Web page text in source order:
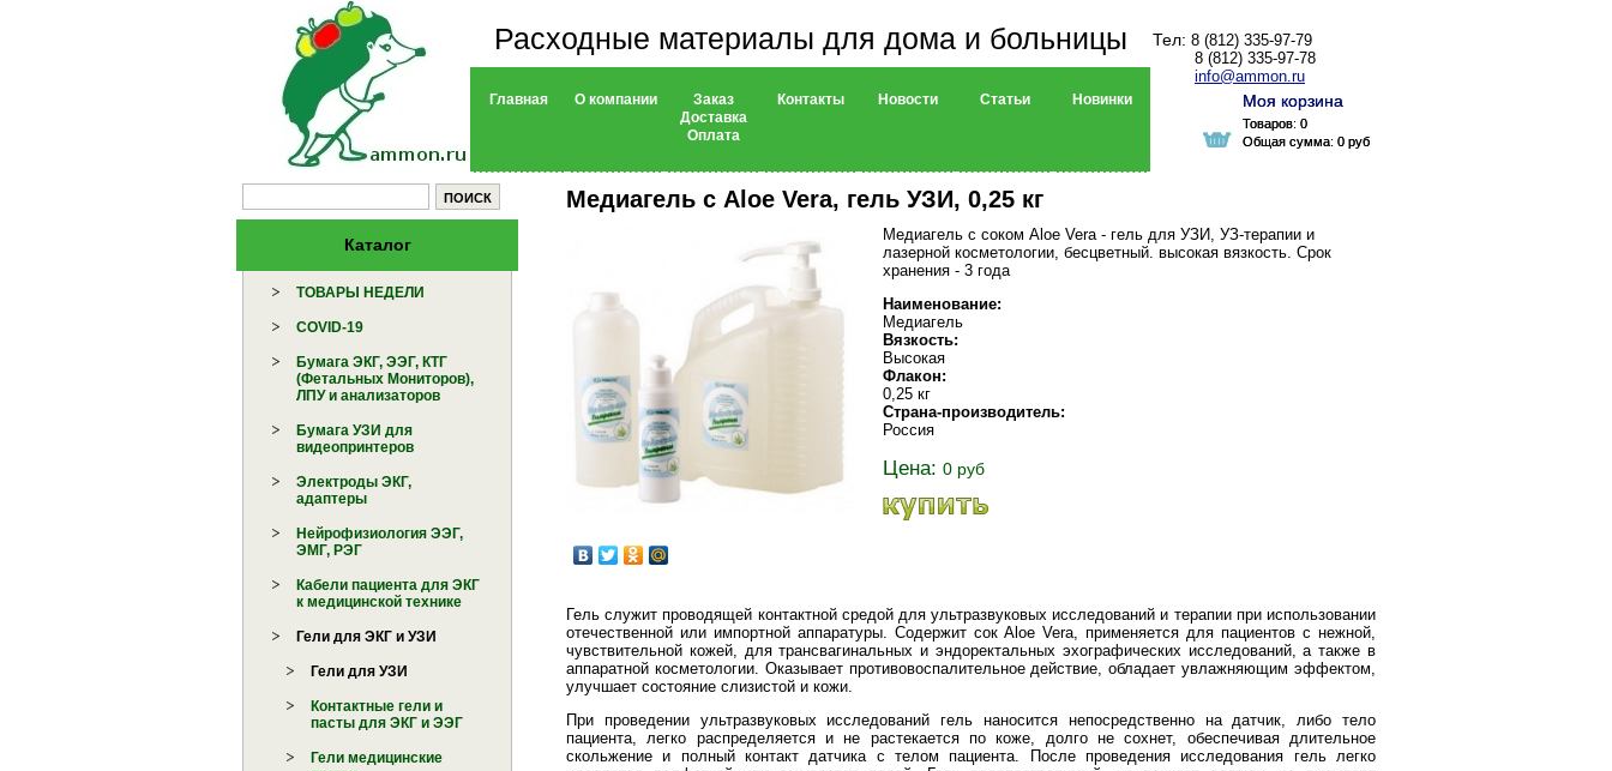
Расходные материалы для дома и больницы Тел: 8 (812) 335-97-79
8 (812) 335-97-78
info@ammon.ru
Моя корзина
Товаров: 0
Общая сумма: 0 руб
Главная О компании
Заказ
Доставка
Оплата
Контакты Новости Статьи Новинки Моя корзина
Товаров: 0
Общая сумма: 0 руб
Каталог
ТОВАРЫ НЕДЕЛИ
COVID-19
Бумага ЭКГ, ЭЭГ, КТГ
(Фетальных Мониторов),
ЛПУ и анализаторов
Бумага УЗИ для
видеопринтеров
Электроды ЭКГ,
адаптеры
Нейрофизиология ЭЭГ,
ЭМГ, РЭГ
Кабели пациента для ЭКГ
к медицинской технике
Гели для ЭКГ и УЗИ
Гели для УЗИ
Контактные гели и
пасты для ЭКГ и ЭЭГ
Гели медицинские
Медиагель с Aloe Vera, гель УЗИ, 0,25 кг
Медиагель с соком Aloe Vera - гель для УЗИ, УЗ-терапии и
лазерной косметологии, бесцветный. высокая вязкость. Срок
хранения - 3 года
Наименование:
Медиагель
Вязкость:
Высокая
Флакон:
0,25 кг
Страна-производитель:
Россия
Цена:0 руб
Гель служит проводящей контактной средой для ультразвуковых исследований и терапии при использовании
отечественной или импортной аппаратуры. Содержит сок Aloe Vera, применяется для пациентов с нежной,
чувствительной кожей, для трансвагинальных и эндоректальных эхографических исследований, а также в
аппаратной косметологии. Оказывает противовоспалительное действие, обладает увлажняющим эффектом,
улучшает состояние слизистой и кожи.
При проведении ультразвуковых исследований гель наносится непосредственно на датчик, либо тело
пациента, легко распределяется и не растекается по коже, долго не сохнет, обеспечивая длительное
скольжение и полный контакт датчика с телом пациента. После проведения исследования гель легко